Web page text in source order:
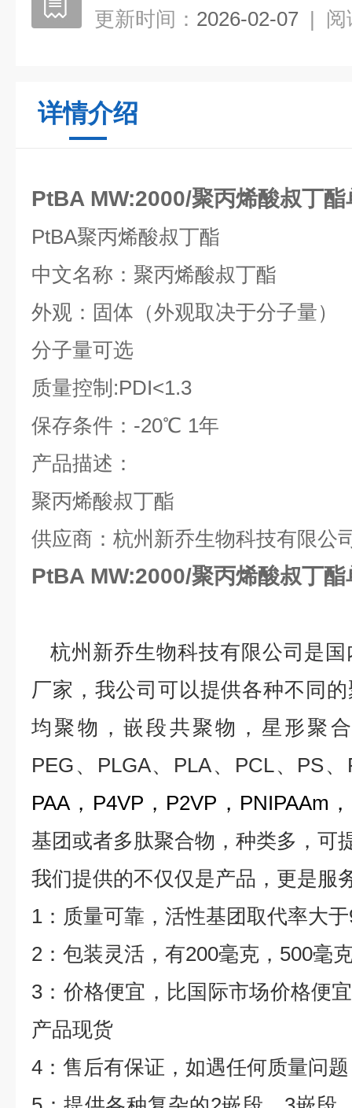
更新时间： 2026-02-07 | 阅
详情介绍
PtBA MW:2000/聚丙烯酸叔丁酯
PtBA聚丙烯酸叔丁酯
中文名称：聚丙烯酸叔丁酯
外观：固体（外观取决于分子量）
分子量可选
质量控制 :PDI<1.3
保存条件： -20℃ 1年
产品描述：
聚丙烯酸叔丁酯
供应商：杭州新乔生物科技有限公
PtBA MW:2000/聚丙烯酸叔丁酯
杭州新乔生物科技有限公司是
厂家，我公司可以提供各种不同
均聚物，嵌段共聚物，星形聚
PEG、 PLGA、 PLA、 PCL、 PS、
PAA， P4VP ， P2VP ， PNIPAAm ，
基团或者多肽聚合物，种类多，可
我们提供的不仅仅是产品，更是服
1 ：质量可靠，活性基团取代率大于
2 ：包装灵活，有200毫克， 500毫
3 ：价格便宜，比国际市场价格便宜
产品现货
4 ：售后有保证，如遇任何质量问